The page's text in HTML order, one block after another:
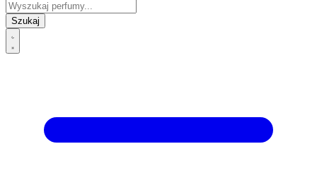
Szukaj